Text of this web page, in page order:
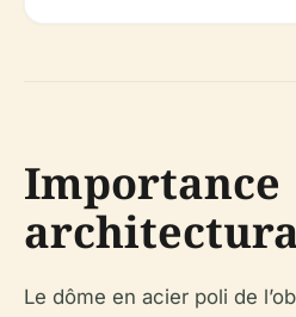
Importance
Le dôme en acier poli de